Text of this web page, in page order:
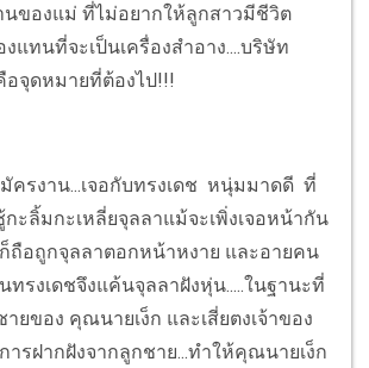
นของแม่ ที่ไม่อยากให้ลูกสาวมีชีวิต
แทนที่จะเป็นเครื่องสำอาง....บริษัท
จุดหมายที่ต้องไป!!!
งาน...เจอกับทรงเดช หนุ่มมาดดี ที่
กะลิ้มกะเหลี่ยจุลลาแม้จะเพิ่งเจอหน้ากัน
ถือถูกจุลลาตอกหน้าหงาย และอายคน
รงเดชจึงแค้นจุลลาฝังหุ่น.....ในฐานะที่
ยของ คุณนายเง็ก และเสี่ยตงเจ้าของ
ารฝากฝังจากลูกชาย...ทำให้คุณนายเง็ก